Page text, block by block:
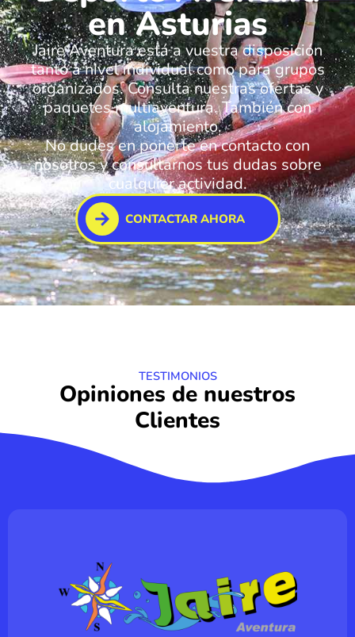
en Asturias
Jaire Aventura está a vuestra disposición
tanto a nivel individual como para grupos
organizados. Consulta nuestras ofertas y
paquetes multiaventura. También con
alojamiento.
No dudes en ponerte en contacto con
nosotros y consultarnos tus dudas sobre
cualquier actividad.
CONTACTAR AHORA
TESTIMONIOS
Opiniones de nuestros
Clientes